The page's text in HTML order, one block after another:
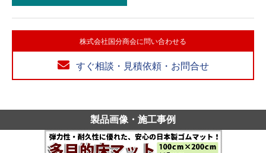
株式会社国分商会に問い合わせる
すぐ相談・見積依頼・お問合せ
製品画像・施工事例